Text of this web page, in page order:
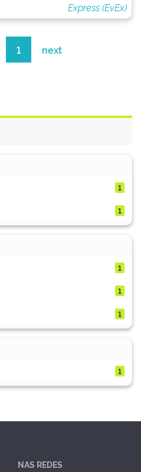
Express (EvEx)
1 next
1
1
1
1
1
1
NAS REDES